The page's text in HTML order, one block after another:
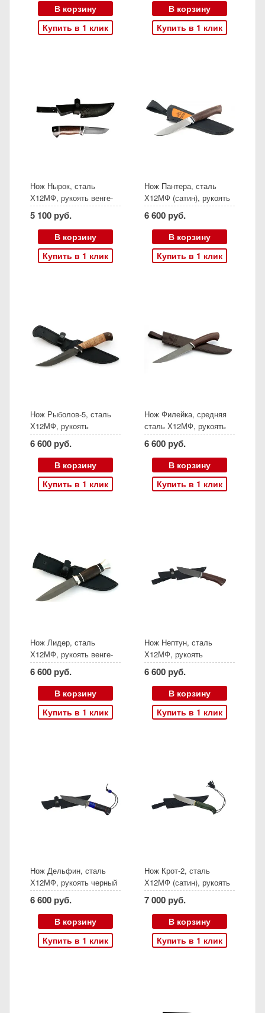
сталь ШХ-15)
В корзину
Купить в 1 клик
В корзину
Купить в 1 клик
Нож Нырок, сталь
Х12МФ, рукоять венге-
черный граб, (Ворсма)
5 100 руб.
В корзину
Купить в 1 клик
Нож Пантера, сталь
Х12МФ (сатин), рукоять
венге, (Ворсма)
6 600 руб.
В корзину
Купить в 1 клик
Нож Рыболов-5, сталь
Х12МФ, рукоять
береста, (Ворсма)
6 600 руб.
В корзину
Купить в 1 клик
Нож Филейка, средняя
сталь Х12МФ, рукоять
венге дюраль, (Ворсма)
6 600 руб.
В корзину
Купить в 1 клик
Нож Лидер, сталь
Х12МФ, рукоять венге-
черный граб, (Ворсма)
6 600 руб.
В корзину
Купить в 1 клик
Нож Нептун, сталь
Х12МФ, рукоять
палисандр, (Ворсма)
6 600 руб.
В корзину
Купить в 1 клик
Нож Дельфин, сталь
Х12МФ, рукоять черный
граб акрил, мельхиор,
(Ворсма)
6 600 руб.
В корзину
Купить в 1 клик
Нож Крот-2, сталь
Х12МФ (сатин), рукоять
резная карельская
береза
стабилизированный
изумруд, (Ворсма)
7 000 руб.
В корзину
Купить в 1 клик